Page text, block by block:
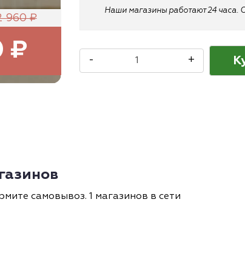
960 ₽
₽
Наши магазины работают 24 часа.
+
-
самовывоз. 1 магазинов в сети